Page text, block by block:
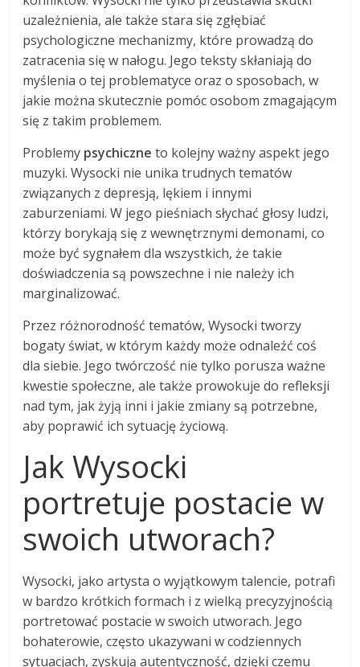
uzależnienia, ale także stara się zgłębiać
psychologiczne mechanizmy, które prowadzą do
zatracenia się w nałogu. Jego teksty skłaniają do
myślenia o tej problematyce oraz o sposobach, w
jakie można skutecznie pomóc osobom zmagającym
się z takim problemem.
Problemy psychiczne to kolejny ważny aspekt jego
muzyki. Wysocki nie unika trudnych tematów
związanych z depresją, lękiem i innymi
zaburzeniami. W jego pieśniach słychać głosy ludzi,
którzy borykają się z wewnętrznymi demonami, co
może być sygnałem dla wszystkich, że takie
doświadczenia są powszechne i nie należy ich
marginalizować.
Przez różnorodność tematów, Wysocki tworzy
bogaty świat, w którym każdy może odnaleźć coś
dla siebie. Jego twórczość nie tylko porusza ważne
kwestie społeczne, ale także prowokuje do refleksji
nad tym, jak żyją inni i jakie zmiany są potrzebne,
aby poprawić ich sytuację życiową.
Jak Wysocki
portretuje postacie w
swoich utworach?
Wysocki, jako artysta o wyjątkowym talencie, potrafi
w bardzo krótkich formach i z wielką precyzyjnością
portretować postacie w swoich utworach. Jego
bohaterowie, często ukazywani w codziennych
sytuacjach, zyskują autentyczność, dzięki czemu